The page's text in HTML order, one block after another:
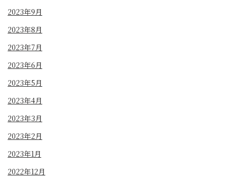
2023年9月
2023年8月
2023年7月
2023年6月
2023年5月
2023年4月
2023年3月
2023年2月
2023年1月
2022年12月